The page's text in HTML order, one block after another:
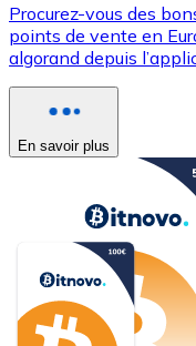
Procurez-vous des
points de vente en
algorand depuis
En savoir plus